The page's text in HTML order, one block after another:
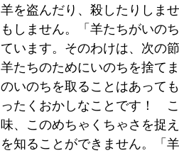
羊を盗んだり、殺したりしま
もしません。「羊たちがいの
ています。そのわけは、次の
羊たちのためにいのちを捨て
のいのちを取ることはあって
ったくおかしなことです！　
味、このめちゃくちゃさを捉
を知ることができません。「